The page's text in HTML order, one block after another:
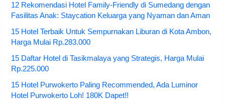
12 Rekomendasi Hotel Family-Friendly di Sumedang dengan
Fasilitas Anak: Staycation Keluarga yang Nyaman dan Aman
15 Hotel Terbaik Untuk Sempurnakan Liburan di Kota Ambon,
Harga Mulai Rp.283.000
15 Daftar Hotel di Tasikmalaya yang Strategis, Harga Mulai
Rp.225.000
15 Hotel Purwokerto Paling Recommended, Ada Luminor
Hotel Purwokerto Loh! 180K Dapet!!